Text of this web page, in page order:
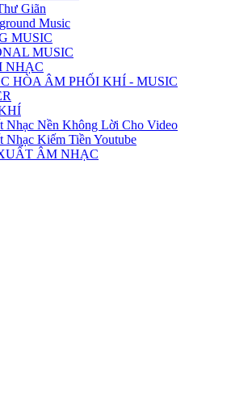
Giãn
Music
MUSIC
MUSIC
NHẠC
HÒA ÂM PHỐI KHÍ - MUSIC
Nhạc Nền Không Lời Cho Video
Nhạc Kiếm Tiền Youtube
ÂM NHẠC